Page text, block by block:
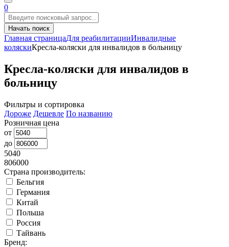
0
Начать поиск
Главная страницаДля реабилитацииИнвалидные
коляскиКресла-коляски для инвалидов в больницу
Кресла-коляски для инвалидов в
больницу
Фильтры и сортировка
Дороже Дешевле По названию
Розничная цена
от
до
5040
806000
Страна производитель:
Бельгия
Германия
Китай
Польша
Россия
Тайвань
Бренд: